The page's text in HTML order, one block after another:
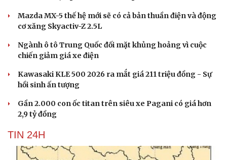
Cải chính
Mazda MX-5 thế hệ mới sẽ có cả bản thuần điện và động
cơ xăng Skyactiv-Z 2.5L
Ngành ô tô Trung Quốc đối mặt khủng hoảng vì cuộc
chiến giảm giá xe điện
Kawasaki KLE 500 2026 ra mắt giá 211 triệu đồng - Sự
hồi sinh ấn tượng
Gần 2.000 con ốc titan trên siêu xe Pagani có giá hơn
2,9 tỷ đồng
TIN 24H